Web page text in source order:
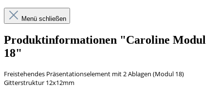
Menü schließen
Produktinformationen "Caroline Modul
18"
Freistehendes Präsentationselement mit 2 Ablagen (Modul 18)
Gitterstruktur 12x12mm